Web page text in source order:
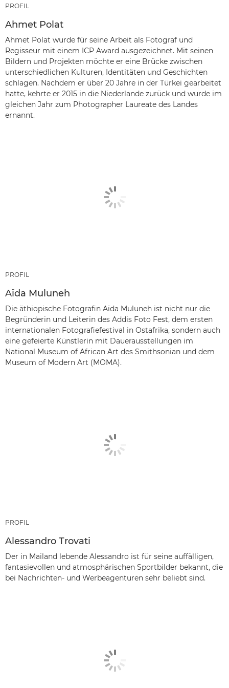
PROFIL
Ahmet Polat
Ahmet Polat wurde für seine Arbeit als Fotograf und
Regisseur mit einem ICP Award ausgezeichnet. Mit seinen
Bildern und Projekten möchte er eine Brücke zwischen
unterschiedlichen Kulturen, Identitäten und Geschichten
schlagen. Nachdem er über 20 Jahre in der Türkei gearbeitet
hatte, kehrte er 2015 in die Niederlande zurück und wurde im
gleichen Jahr zum Photographer Laureate des Landes
ernannt.
PROFIL
Aïda Muluneh
Die äthiopische Fotografin Aïda Muluneh ist nicht nur die
Begründerin und Leiterin des Addis Foto Fest, dem ersten
internationalen Fotografiefestival in Ostafrika, sondern auch
eine gefeierte Künstlerin mit Dauerausstellungen im
National Museum of African Art des Smithsonian und dem
Museum of Modern Art (MOMA).
PROFIL
Alessandro Trovati
Der in Mailand lebende Alessandro ist für seine auffälligen,
fantasievollen und atmosphärischen Sportbilder bekannt, die
bei Nachrichten- und Werbeagenturen sehr beliebt sind.